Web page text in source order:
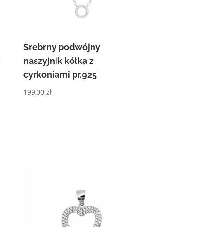
Srebrny podwójny
naszyjnik kółka z
cyrkoniami pr.925
199,00zł